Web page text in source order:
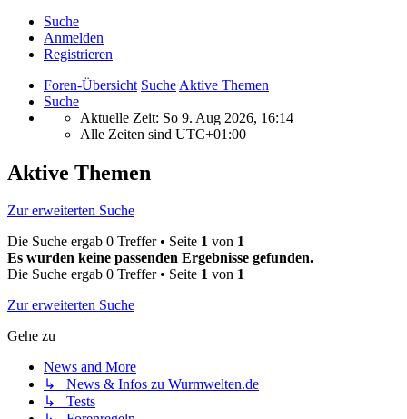
Suche
Anmelden
Registrieren
Foren-Übersicht Suche Aktive Themen
Suche
Aktuelle Zeit: So 9. Aug 2026, 16:14
Alle Zeiten sind UTC+01:00
Aktive Themen
Zur erweiterten Suche
Die Suche ergab 0 Treffer • Seite 1 von 1
Es wurden keine passenden Ergebnisse gefunden.
Die Suche ergab 0 Treffer • Seite 1 von 1
Zur erweiterten Suche
Gehe zu
News and More
↳ News & Infos zu Wurmwelten.de
↳ Tests